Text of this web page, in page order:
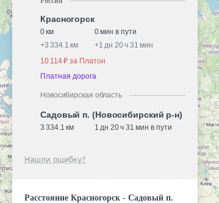
Красногорск
0 км
0 мин в пути
+3 334.1 км +1 дн 20 ч 31 мин
10 114 ₽ за Платон
Платная дорога
Новосибирская область
Садовый п. (Новосибирский р-н)
3 334.1 км 1 дн 20 ч 31 мин в пути
Нашли ошибку?
Расстояние Красногорск - Садовый п.